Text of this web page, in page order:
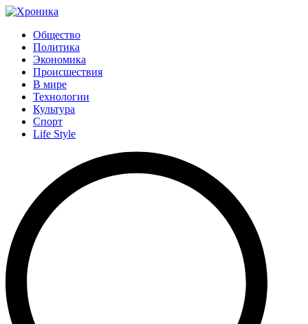
Общество
Политика
Экономика
Происшествия
В мире
Технологии
Культура
Спорт
Life Style